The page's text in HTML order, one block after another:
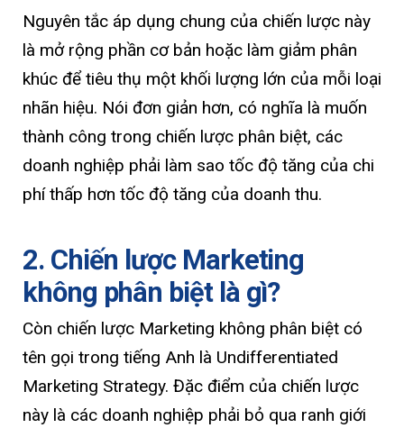
Nguyên tắc áp dụng chung của chiến lược này
là mở rộng phần cơ bản hoặc làm giảm phân
khúc để tiêu thụ một khối lượng lớn của mỗi loại
nhãn hiệu. Nói đơn giản hơn, có nghĩa là muốn
thành công trong chiến lược phân biệt, các
doanh nghiệp phải làm sao tốc độ tăng của chi
phí thấp hơn tốc độ tăng của doanh thu.
2. Chiến lược Marketing
không phân biệt là gì?
Còn chiến lược Marketing không phân biệt có
tên gọi trong tiếng Anh là Undifferentiated
Marketing Strategy. Đặc điểm của chiến lược
này là các doanh nghiệp phải bỏ qua ranh giới